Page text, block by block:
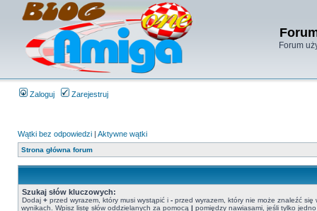
Forum
Zaloguj Zarejestruj
Wątki bez odpowiedzi | Aktywne wątki
Strona główna forum
Szukaj słów kluczowych:
Dodaj + przed wyrazem, który musi wystąpić i - przed wyrazem, który nie może znaleźć się
wynikach. Wpisz listę słów oddzielanych za pomocą | pomiędzy nawiasami, jeśli tylko